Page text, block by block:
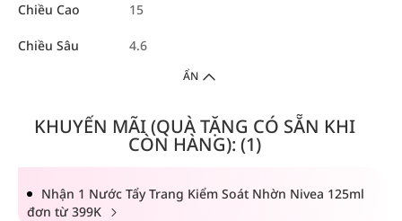
Chiều Cao 15
Chiều Sâu 4.6
ẨN
KHUYẾN MÃI (QUÀ TẶNG CÓ SẴN KHI
CÒN HÀNG): (1)
Nhận 1 Nước Tẩy Trang Kiểm Soát Nhờn Nivea 125ml
đơn từ 399K